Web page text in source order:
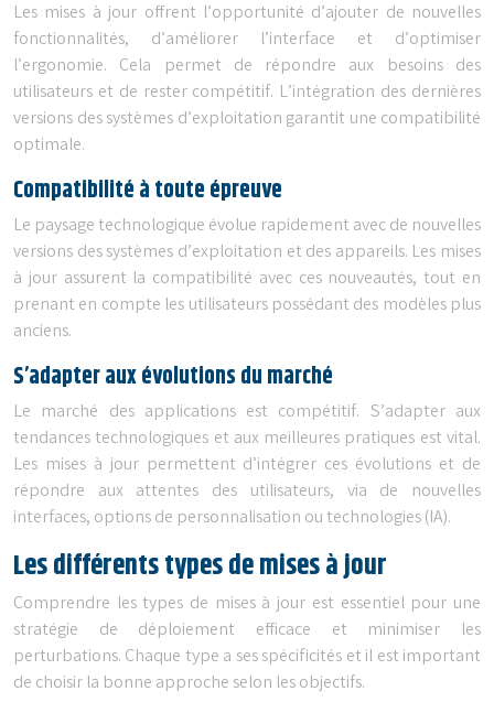
Les mises à jour offrent l’opportunité d’ajouter de nouvelles
fonctionnalités, d’améliorer l’interface et d’optimiser
l’ergonomie. Cela permet de répondre aux besoins des
utilisateurs et de rester compétitif. L’intégration des dernières
versions des systèmes d’exploitation garantit une compatibilité
optimale.
Compatibilité à toute épreuve
Le paysage technologique évolue rapidement avec de nouvelles
versions des systèmes d’exploitation et des appareils. Les mises
à jour assurent la compatibilité avec ces nouveautés, tout en
prenant en compte les utilisateurs possédant des modèles plus
anciens.
S’adapter aux évolutions du marché
Le marché des applications est compétitif. S’adapter aux
tendances technologiques et aux meilleures pratiques est vital.
Les mises à jour permettent d’intégrer ces évolutions et de
répondre aux attentes des utilisateurs, via de nouvelles
interfaces, options de personnalisation ou technologies (IA).
Les différents types de mises à jour
Comprendre les types de mises à jour est essentiel pour une
stratégie de déploiement efficace et minimiser les
perturbations. Chaque type a ses spécificités et il est important
de choisir la bonne approche selon les objectifs.